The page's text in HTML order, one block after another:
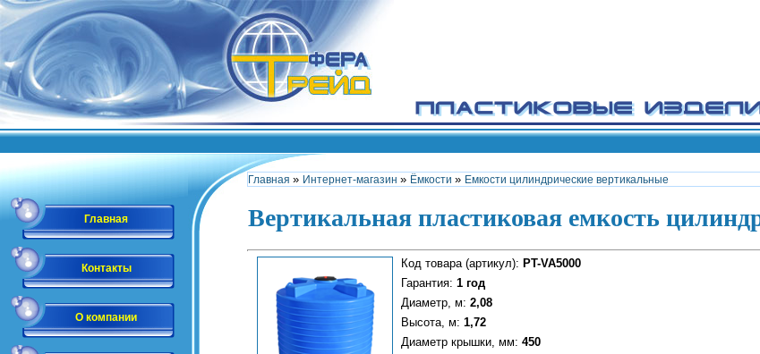
Главная
Контакты
О компании
Главная » Интернет-магазин » Ёмкости » Емкости цилиндрические вертикальные
Вертикальная пластиковая емкость
Код товара (артикул): PT-VA5000
Гарантия: 1 год
Диаметр, м: 2,08
Высота, м: 1,72
Диаметр крышки, мм: 450